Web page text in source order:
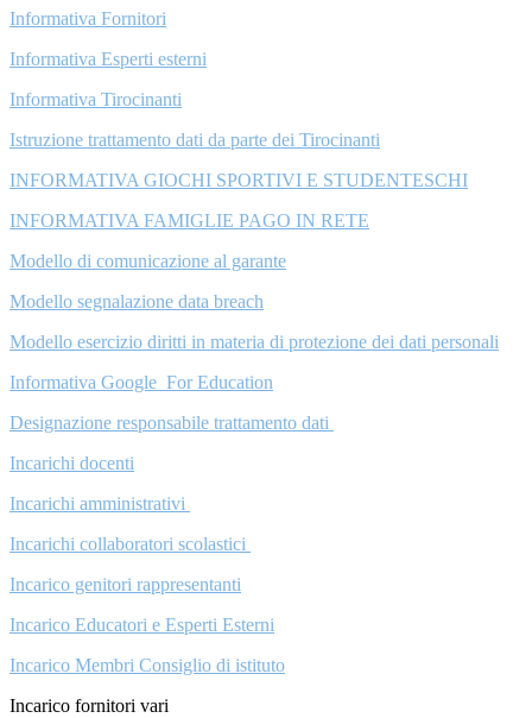
Informativa Fornitori
Informativa Esperti esterni
Informativa Tirocinanti
Istruzione trattamento dati da parte dei Tirocinanti
INFORMATIVA GIOCHI SPORTIVI E STUDENTESCHI
INFORMATIVA FAMIGLIE PAGO IN RETE
Modello di comunicazione al garante
Modello segnalazione data breach
Modello esercizio diritti in materia di protezione dei dati personali
Informativa Google For Education
Designazione responsabile trattamento dati
Incarichi docenti
Incarichi amministrativi
Incarichi collaboratori scolastici
Incarico genitori rappresentanti
Incarico Educatori e Esperti Esterni
Incarico Membri Consiglio di istituto
Incarico fornitori vari